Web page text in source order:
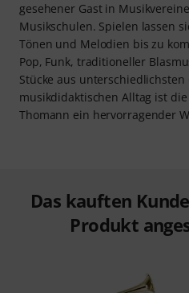
gesehener Gast in
Musikschulen. Spielen lassen
Tönen und Melodien bis zu
Pop, Funk, traditioneller
Stücke aus unterschiedlichsten
musikdidaktischen Alltag ist die
Thomann ein hervorragender
Das kauften
Produkt